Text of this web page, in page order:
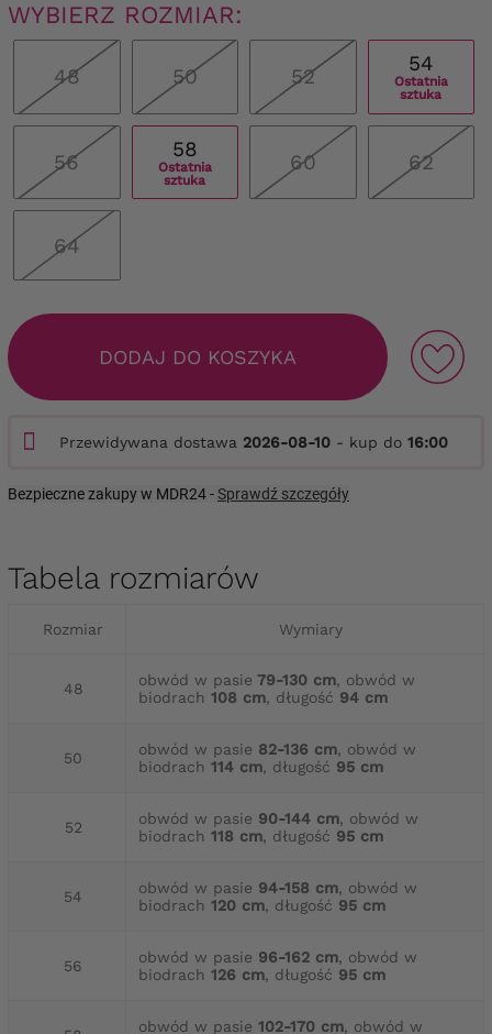
WYBIERZ ROZMIAR:
48 50 52
54
Ostatnia
sztuka
56
58
Ostatnia
sztuka
60 62
64
DODAJ DO KOSZYKA
Przewidywana dostawa 2026-08-10 - kup do 16:00
Bezpieczne zakupy w MDR24 -Sprawdź szczegóły
Tabela rozmiarów
Rozmiar Wymiary
48 obwód w pasie 79-130 cm, obwód w
biodrach 108 cm, długość 94 cm
50 obwód w pasie 82-136 cm, obwód w
biodrach 114 cm, długość 95 cm
52 obwód w pasie 90-144 cm, obwód w
biodrach 118 cm, długość 95 cm
54 obwód w pasie 94-158 cm, obwód w
biodrach 120 cm, długość 95 cm
56 obwód w pasie 96-162 cm, obwód w
biodrach 126 cm, długość 95 cm
obwód w pasie 102-170 cm, obwód w